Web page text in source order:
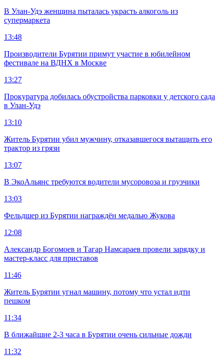
В Улан-Удэ женщина пыталась украсть алкоголь из
супермаркета
13:48
Производители Бурятии примут участие в юбилейном
фестивале на ВДНХ в Москве
13:27
Прокуратура добилась обустройства парковки у детского сада
в Улан-Удэ
13:10
Житель Бурятии убил мужчину, отказавшегося вытащить его
трактор из грязи
13:07
В ЭкоАльянс требуются водители мусоровоза и грузчики
13:03
Фельдшер из Бурятии награждён медалью Жукова
12:08
Александр Богомоев и Тагар Намсараев провели зарядку и
мастер-класс для приставов
11:46
Житель Бурятии угнал машину, потому что устал идти
пешком
11:34
В ближайшие 2-3 часа в Бурятии очень сильные дожди
11:32